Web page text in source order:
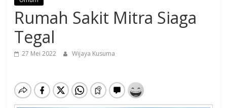
Rumah Sakit Mitra Siaga
Tegal
27 Mei 2022 Wijaya Kusuma